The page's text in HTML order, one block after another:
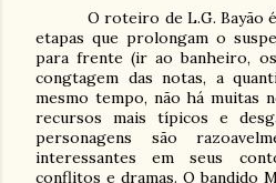
O roteiro de L.G. Bayão
etapas que prolongam o
para frente (ir ao banheiro,
congtagem das notas, a
mesmo tempo, não há muitas
recursos mais típicos e
personagens são
interessantes em seus
conflitos e dramas. O bandido